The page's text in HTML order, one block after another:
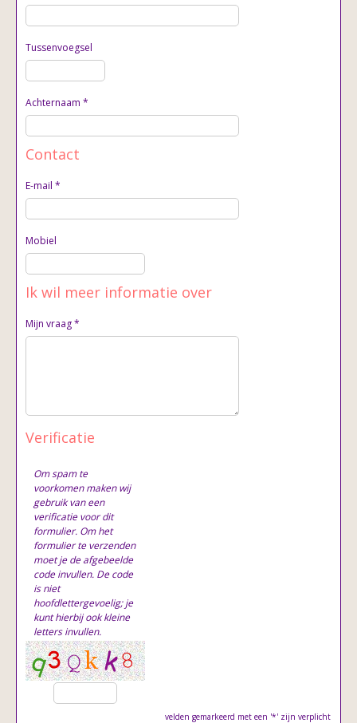
Tussenvoegsel
Achternaam *
Contact
E-mail *
Mobiel
Ik wil meer informatie over
Mijn vraag *
Verificatie
Om spam te
voorkomen maken wij
gebruik van een
verificatie voor dit
formulier. Om het
formulier te verzenden
moet je de afgebeelde
code invullen. De code
is niet
hoofdlettergevoelig; je
kunt hierbij ook kleine
letters invullen.
velden gemarkeerd met een '*' zijn verplicht